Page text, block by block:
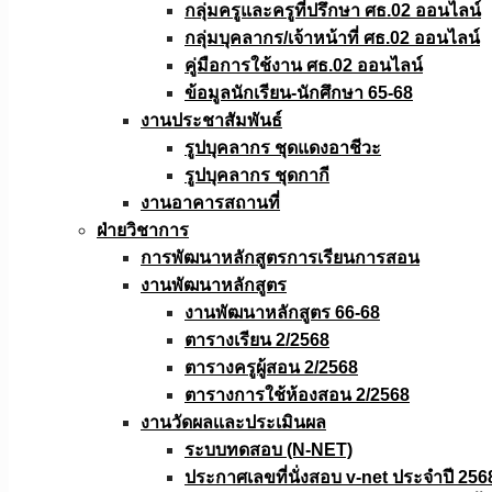
กลุ่มครูและครูที่ปรึกษา ศธ.02 ออนไลน์
กลุ่มบุคลากร/เจ้าหน้าที่ ศธ.02 ออนไลน์
คู่มือการใช้งาน ศธ.02 ออนไลน์
ข้อมูลนักเรียน-นักศึกษา 65-68
งานประชาสัมพันธ์
รูปบุคลากร ชุดแดงอาชีวะ
รูปบุคลากร ชุดกากี
งานอาคารสถานที่
ฝ่ายวิชาการ
การพัฒนาหลักสูตรการเรียนการสอน
งานพัฒนาหลักสูตร
งานพัฒนาหลักสูตร 66-68
ตารางเรียน 2/2568
ตารางครูผู้สอน 2/2568
ตารางการใช้ห้องสอน 2/2568
งานวัดผลเเละประเมินผล
ระบบทดสอบ (N-NET)
ประกาศเลขที่นั่งสอบ v-net ประจำปี